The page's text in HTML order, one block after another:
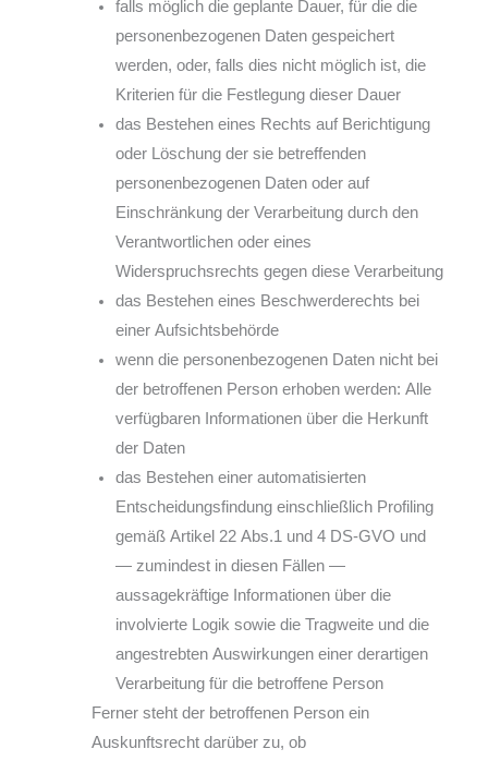
falls möglich die geplante Dauer, für die die
personenbezogenen Daten gespeichert
werden, oder, falls dies nicht möglich ist, die
Kriterien für die Festlegung dieser Dauer
das Bestehen eines Rechts auf Berichtigung
oder Löschung der sie betreffenden
personenbezogenen Daten oder auf
Einschränkung der Verarbeitung durch den
Verantwortlichen oder eines
Widerspruchsrechts gegen diese Verarbeitung
das Bestehen eines Beschwerderechts bei
einer Aufsichtsbehörde
wenn die personenbezogenen Daten nicht bei
der betroffenen Person erhoben werden: Alle
verfügbaren Informationen über die Herkunft
der Daten
das Bestehen einer automatisierten
Entscheidungsfindung einschließlich Profiling
gemäß Artikel 22 Abs.1 und 4 DS-GVO und
— zumindest in diesen Fällen —
aussagekräftige Informationen über die
involvierte Logik sowie die Tragweite und die
angestrebten Auswirkungen einer derartigen
Verarbeitung für die betroffene Person
Ferner steht der betroffenen Person ein
Auskunftsrecht darüber zu, ob